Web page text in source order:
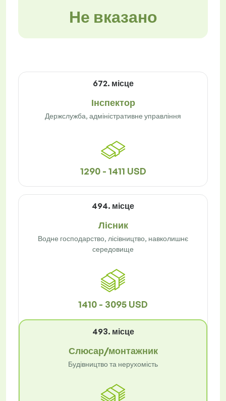
Не вказано
672. місце
Інспектор
Держслужба, адміністративне управління
1290 - 1411 USD
494. місце
Лісник
Водне господарство, лісівництво, навколишнє
середовище
1410 - 3095 USD
493. місце
Слюсар/монтажник
Будівництво та нерухомість